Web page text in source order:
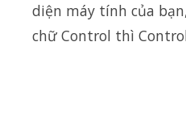
diện máy tính của
chữ Control thì